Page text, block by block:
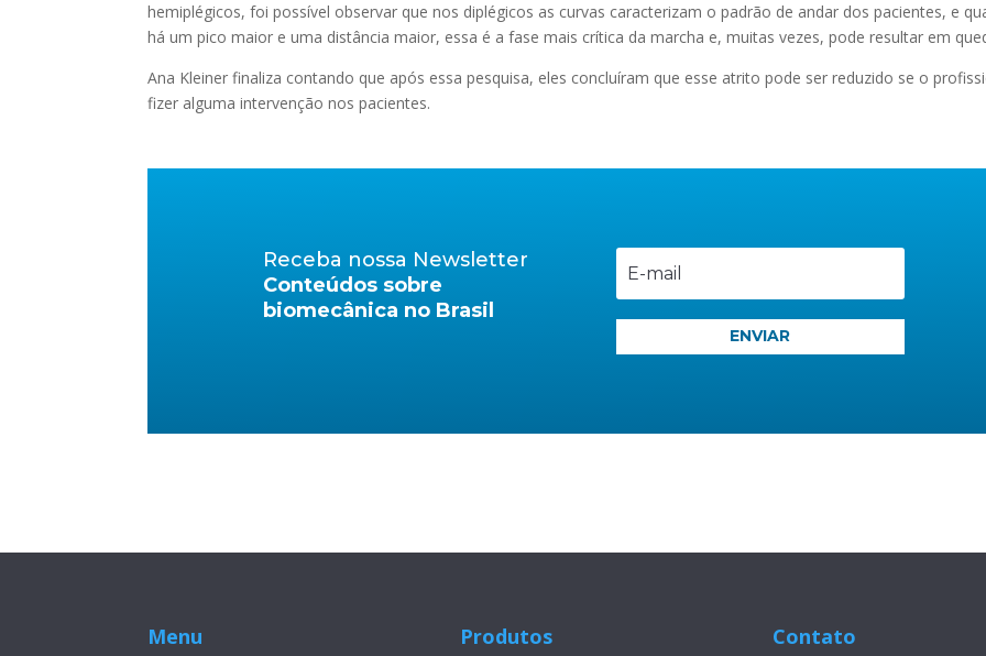
hemiplégicos, foi possível observar que nos diplégicos as curvas caracterizam o padrão de andar dos pacientes, e
há um pico maior e uma distância maior, essa é a fase mais crítica da marcha e, muitas vezes, pode resultar em
Ana Kleiner finaliza contando que após essa pesquisa, eles concluíram que esse atrito pode ser reduzido se o
fizer alguma intervenção nos pacientes.
Receba nossa Newsletter
Conteúdos sobre
biomecânica no Brasil
ENVIAR
Menu Produtos Contato